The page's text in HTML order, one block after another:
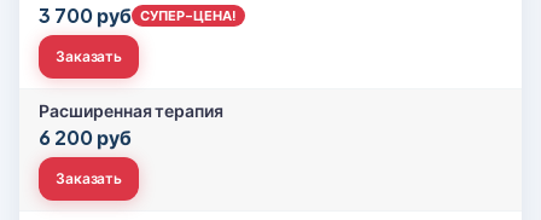
3 700 руб СУПЕР-ЦЕНА!
Заказать
Расширенная терапия
6 200 руб
Заказать